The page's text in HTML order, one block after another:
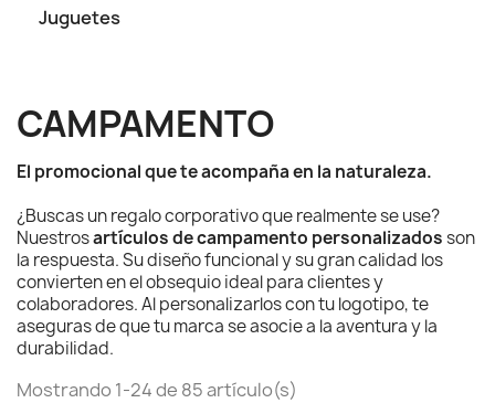
Juguetes
CAMPAMENTO
El promocional que te acompaña en la naturaleza.
¿Buscas un regalo corporativo que realmente se use?
Nuestrosartículos de campamento personalizadosson
la respuesta. Su diseño funcional y su gran calidad los
convierten en el obsequio ideal para clientes y
colaboradores. Al personalizarlos con tu logotipo, te
aseguras de que tu marca se asocie a la aventura y la
durabilidad.
Mostrando 1-24 de 85 artículo(s)